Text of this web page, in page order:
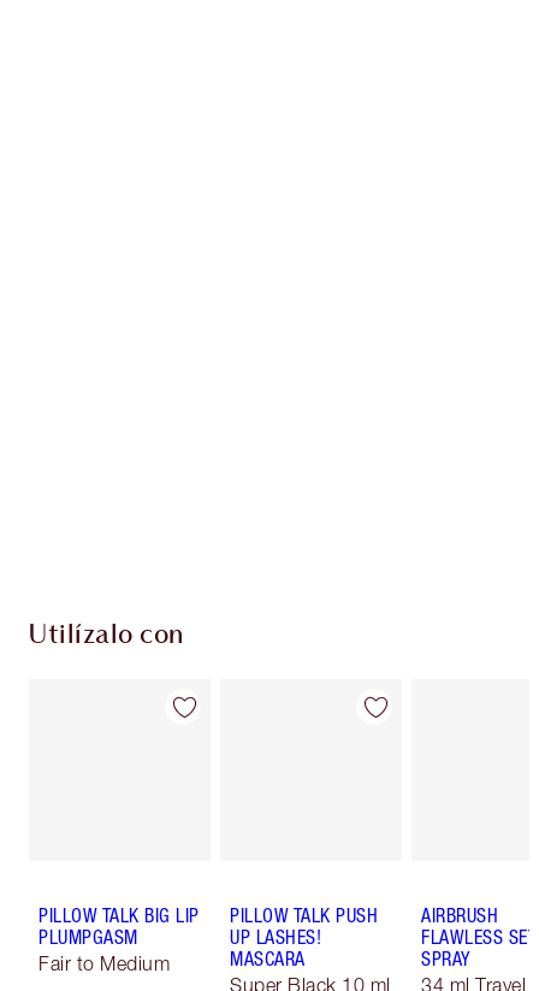
Utilízalo con
PILLOW TALK BIG LIP
PLUMPGASM
Fair to Medium
PILLOW TALK PUSH
UP LASHES!
MASCARA
Super Black 10 ml
AIRBRUSH
FLAWLESS
SPRAY
34 ml Travel